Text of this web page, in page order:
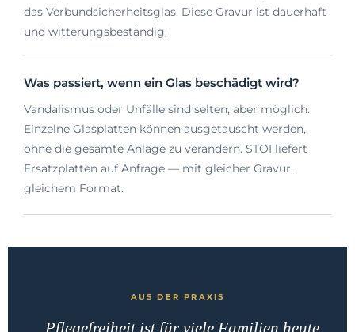
das Verbundsicherheitsglas. Diese Gravur ist dauerhaft
und witterungsbeständig.
Was passiert, wenn ein Glas beschädigt wird?
Vandalismus oder Unfälle sind selten, aber möglich.
Einzelne Glasplatten können ausgetauscht werden,
ohne die gesamte Anlage zu verändern. STOI liefert
Ersatzplatten auf Anfrage — mit gleicher Gravur,
gleichem Format.
AUS DER PRAXIS
„Pflegefreiheit ist für viele Familien heute